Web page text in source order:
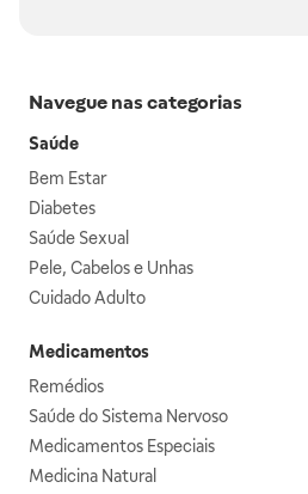
Navegue nas categorias
Saúde
Bem Estar
Diabetes
Saúde Sexual
Pele, Cabelos e Unhas
Cuidado Adulto
Medicamentos
Remédios
Saúde do Sistema Nervoso
Medicamentos Especiais
Medicina Natural